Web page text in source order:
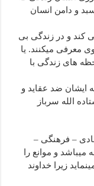
و دامن انسان
کند و در زندگی بی
معرفی میکنند. یا
های زندگی با
ایشان ضد عقاید و
الله سرباز
– فرهنگی –
و موانع را
زیرا خداوند